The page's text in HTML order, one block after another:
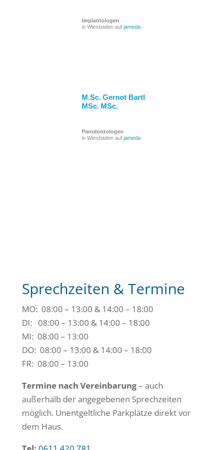
Implantologen
in Wiesbaden auf jameda
M.Sc. Gernot Bartl
MSc. MSc.
Parodontologen
in Wiesbaden auf jameda
Sprechzeiten & Termine
MO: 08:00 – 13:00 & 14:00 – 18:00
DI: 08:00 – 13:00 & 14:00 – 18:00
MI: 08:00 – 13:00
DO: 08:00 – 13:00 & 14:00 – 18:00
FR: 08:00 – 13:00
Termine nach Vereinbarung– auch
außerhalb der angegebenen Sprechzeiten
möglich. Unentgeltliche Parkplätze direkt vor
dem Haus.